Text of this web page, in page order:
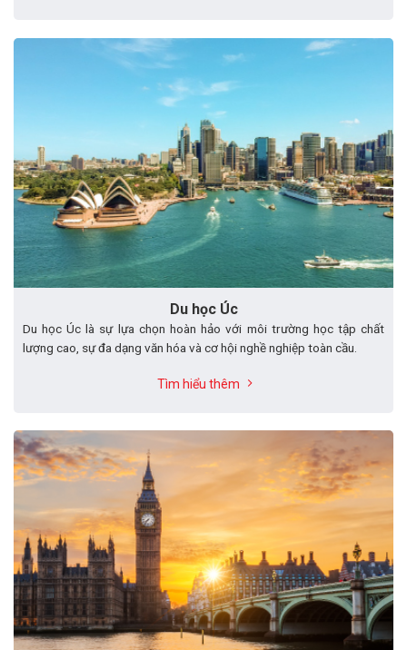
Du học Úc
Du học Úc là sự lựa chọn hoàn hảo với môi trường học tập chất
lượng cao, sự đa dạng văn hóa và cơ hội nghề nghiệp toàn cầu.
Tìm hiểu thêm